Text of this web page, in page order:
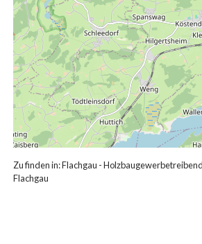
Zu finden in:Flachgau -
Flachgau